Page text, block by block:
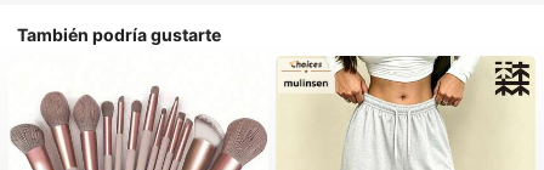
También podría gustarte